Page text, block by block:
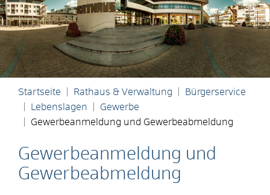
Startseite Rathaus & Verwaltung
Bürgerservice
Lebenslagen
Gewerbe
Gewerbeanmeldung und Gewerbeabmeldung
Gewerbeanmeldung und
Gewerbeabmeldung